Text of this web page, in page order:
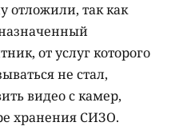
отложили, так как
от услуг которого
не стал,
видео с камер,
хранения СИЗО.